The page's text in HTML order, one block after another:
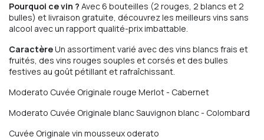
Pourquoi ce vin ? Avec 6 bouteilles (2 rouges, 2 blancs et 2
bulles) et livraison gratuite, découvrez les meilleurs vins sans
alcool avec un rapport qualité-prix imbattable.
CaractèreUn assortiment varié avec des vins blancs frais et
fruités, des vins rouges souples et corsés et des bulles
festives au goût pétillant et rafraîchissant.
Moderato Cuvée Originale rouge Merlot - Cabernet
Moderato Cuvée Originale blanc Sauvignon blanc - Colombard
Cuvée Originale vin mousseux oderato